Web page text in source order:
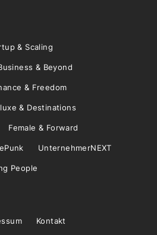
& Scaling
& Beyond
& Freedom
& Destinations
Female & Forward
UnternehmerNEXT
People
Kontakt